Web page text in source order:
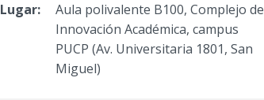
Lugar:
Aula polivalente B100, Complejo de
Innovación Académica, campus
PUCP (Av. Universitaria 1801, San
Miguel)